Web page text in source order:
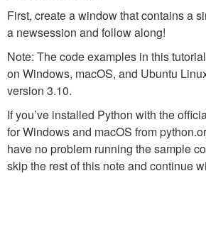
First, create a window that contains a
a newsession and follow along!
Note: The code examples in this
on Windows, macOS, and Ubuntu
version 3.10.
If you’ve installed Python with the
for Windows and macOS from
have no problem running the sample
skip the rest of this note and continue